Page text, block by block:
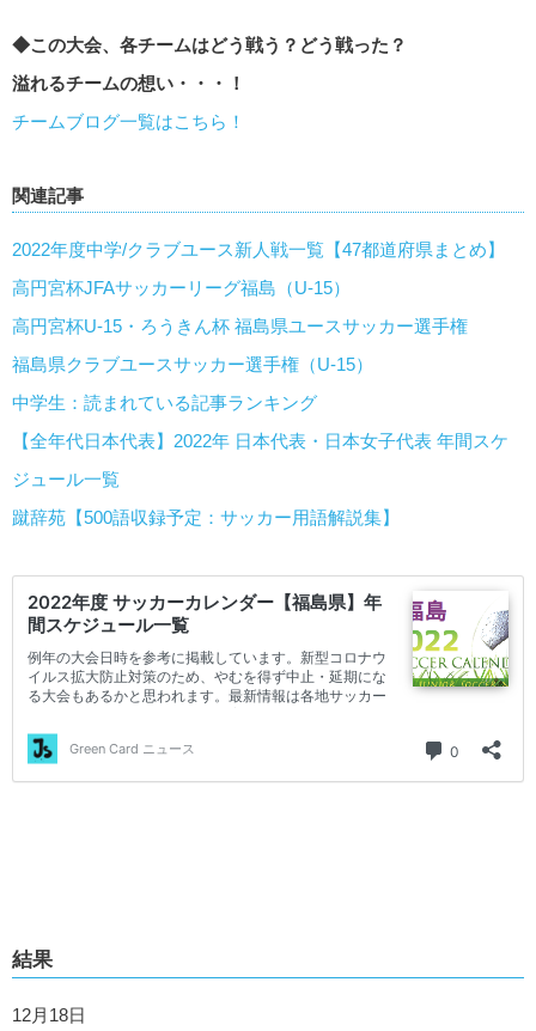
◆この大会、各チームはどう戦う？どう戦った？
溢れるチームの想い・・・！
チームブログ一覧はこちら！
関連記事
2022年度中学/クラブユース新人戦一覧【47都道府県まとめ】
高円宮杯JFAサッカーリーグ福島（U-15）
高円宮杯U-15・ろうきん杯 福島県ユースサッカー選手権
福島県クラブユースサッカー選手権（U-15）
中学生：読まれている記事ランキング
【全年代日本代表】2022年 日本代表・日本女子代表 年間スケ
ジュール一覧
蹴辞苑【500語収録予定：サッカー用語解説集】
結果
12月18日